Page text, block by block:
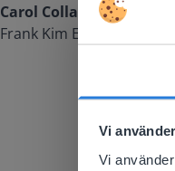
Vi
Vi
Carol Collack
Frank Kim Elementary,